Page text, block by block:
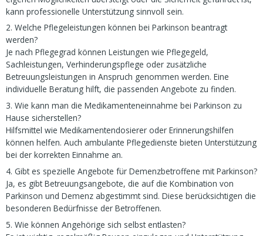
kann professionelle Unterstützung sinnvoll sein.
2. Welche Pflegeleistungen können bei Parkinson beantragt
werden?
Je nach Pflegegrad können Leistungen wie Pflegegeld,
Sachleistungen, Verhinderungspflege oder zusätzliche
Betreuungsleistungen in Anspruch genommen werden. Eine
individuelle Beratung hilft, die passenden Angebote zu finden.
3. Wie kann man die Medikamenteneinnahme bei Parkinson zu
Hause sicherstellen?
Hilfsmittel wie Medikamentendosierer oder Erinnerungshilfen
können helfen. Auch ambulante Pflegedienste bieten Unterstützung
bei der korrekten Einnahme an.
4. Gibt es spezielle Angebote für Demenzbetroffene mit Parkinson?
Ja, es gibt Betreuungsangebote, die auf die Kombination von
Parkinson und Demenz abgestimmt sind. Diese berücksichtigen die
besonderen Bedürfnisse der Betroffenen.
5. Wie können Angehörige sich selbst entlasten?